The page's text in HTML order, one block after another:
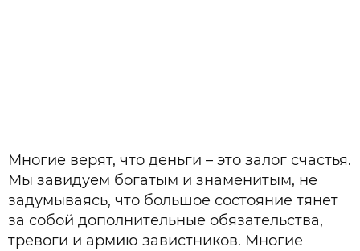
Многие верят, что деньги – это залог счастья.
Мы завидуем богатым и знаменитым, не
задумываясь, что большое состояние тянет
за собой дополнительные обязательства,
тревоги и армию завистников. Многие